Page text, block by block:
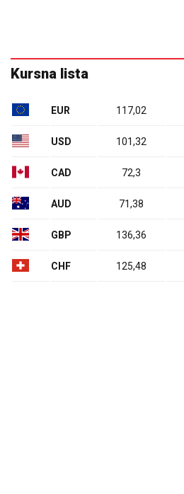
Kursna lista
EUR 117,02
USD 101,32
CAD 72,3
AUD 71,38
GBP 136,36
CHF 125,48